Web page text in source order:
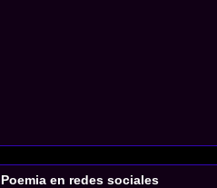
Poemia en redes sociales